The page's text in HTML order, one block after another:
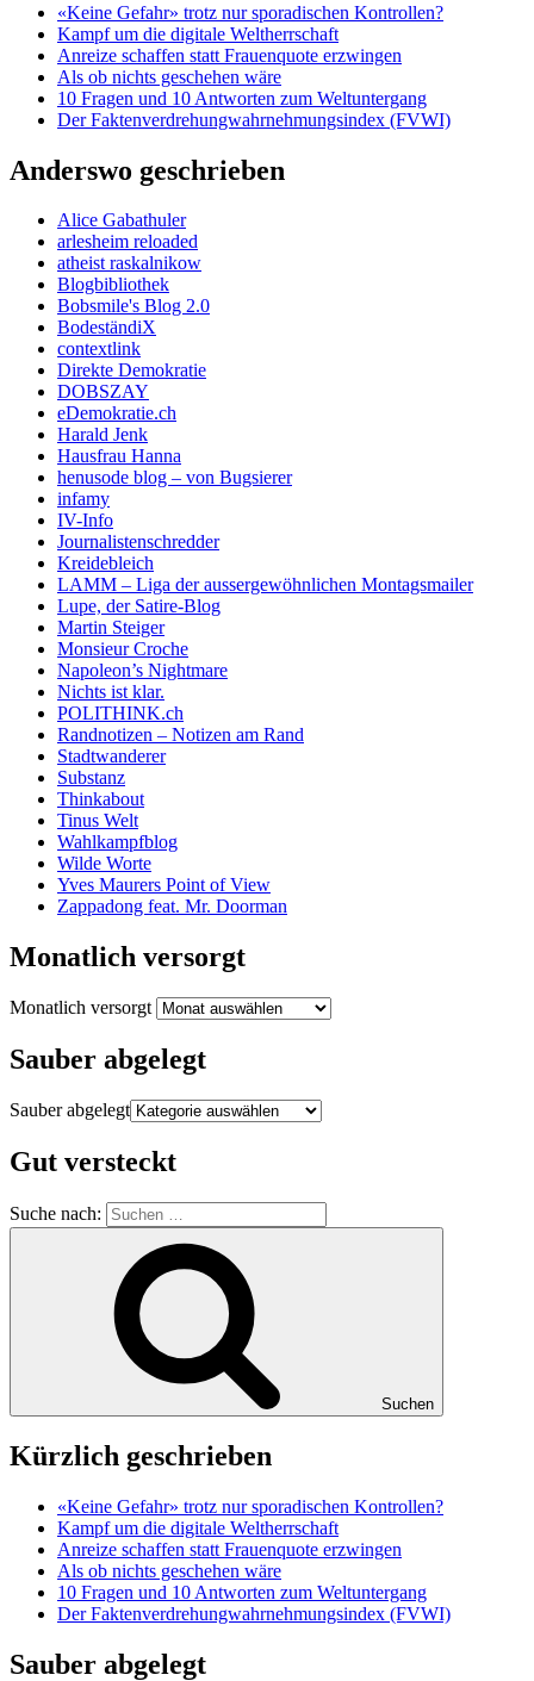
«Keine Gefahr» trotz nur sporadischen Kontrollen?
Kampf um die digitale Weltherrschaft
Anreize schaffen statt Frauenquote erzwingen
Als ob nichts geschehen wäre
10 Fragen und 10 Antworten zum Weltuntergang
Der Faktenverdrehungwahrnehmungsindex (FVWI)
Anderswo geschrieben
Alice Gabathuler
arlesheim reloaded
atheist raskalnikow
Blogbibliothek
Bobsmile's Blog 2.0
BodeständiX
contextlink
Direkte Demokratie
DOBSZAY
eDemokratie.ch
Harald Jenk
Hausfrau Hanna
henusode blog – von Bugsierer
infamy
IV-Info
Journalistenschredder
Kreidebleich
LAMM – Liga der aussergewöhnlichen Montagsmailer
Lupe, der Satire-Blog
Martin Steiger
Monsieur Croche
Napoleon’s Nightmare
Nichts ist klar.
POLITHINK.ch
Randnotizen – Notizen am Rand
Stadtwanderer
Substanz
Thinkabout
Tinus Welt
Wahlkampfblog
Wilde Worte
Yves Maurers Point of View
Zappadong feat. Mr. Doorman
Monatlich versorgt
Monatlich versorgt
Sauber abgelegt
Sauber abgelegt
Gut versteckt
Suche nach:
Suchen
Kürzlich geschrieben
«Keine Gefahr» trotz nur sporadischen Kontrollen?
Kampf um die digitale Weltherrschaft
Anreize schaffen statt Frauenquote erzwingen
Als ob nichts geschehen wäre
10 Fragen und 10 Antworten zum Weltuntergang
Der Faktenverdrehungwahrnehmungsindex (FVWI)
Sauber abgelegt